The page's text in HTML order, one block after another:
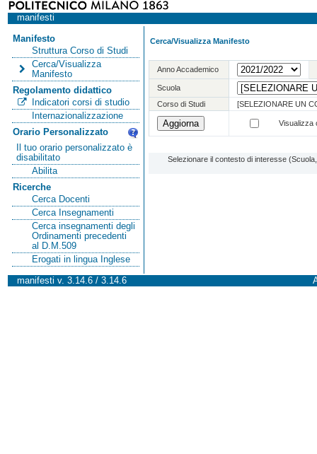
manifesti
Manifesto
Struttura Corso di Studi
Cerca/Visualizza
Manifesto
Regolamento didattico
Indicatori corsi di studio
Internazionalizzazione
Orario Personalizzato
Il tuo orario personalizzato è
disabilitato
Abilita
Ricerche
Cerca Docenti
Cerca Insegnamenti
Cerca insegnamenti degli
Ordinamenti precedenti
al D.M.509
Erogati in lingua Inglese
Cerca/Visualizza Manifesto
Anno Accademico
Scuola
Corso di Studi
[SELEZIONARE UN
Visualizza
Selezionare il contesto di interesse
manifesti v. 3.14.6 / 3.14.6